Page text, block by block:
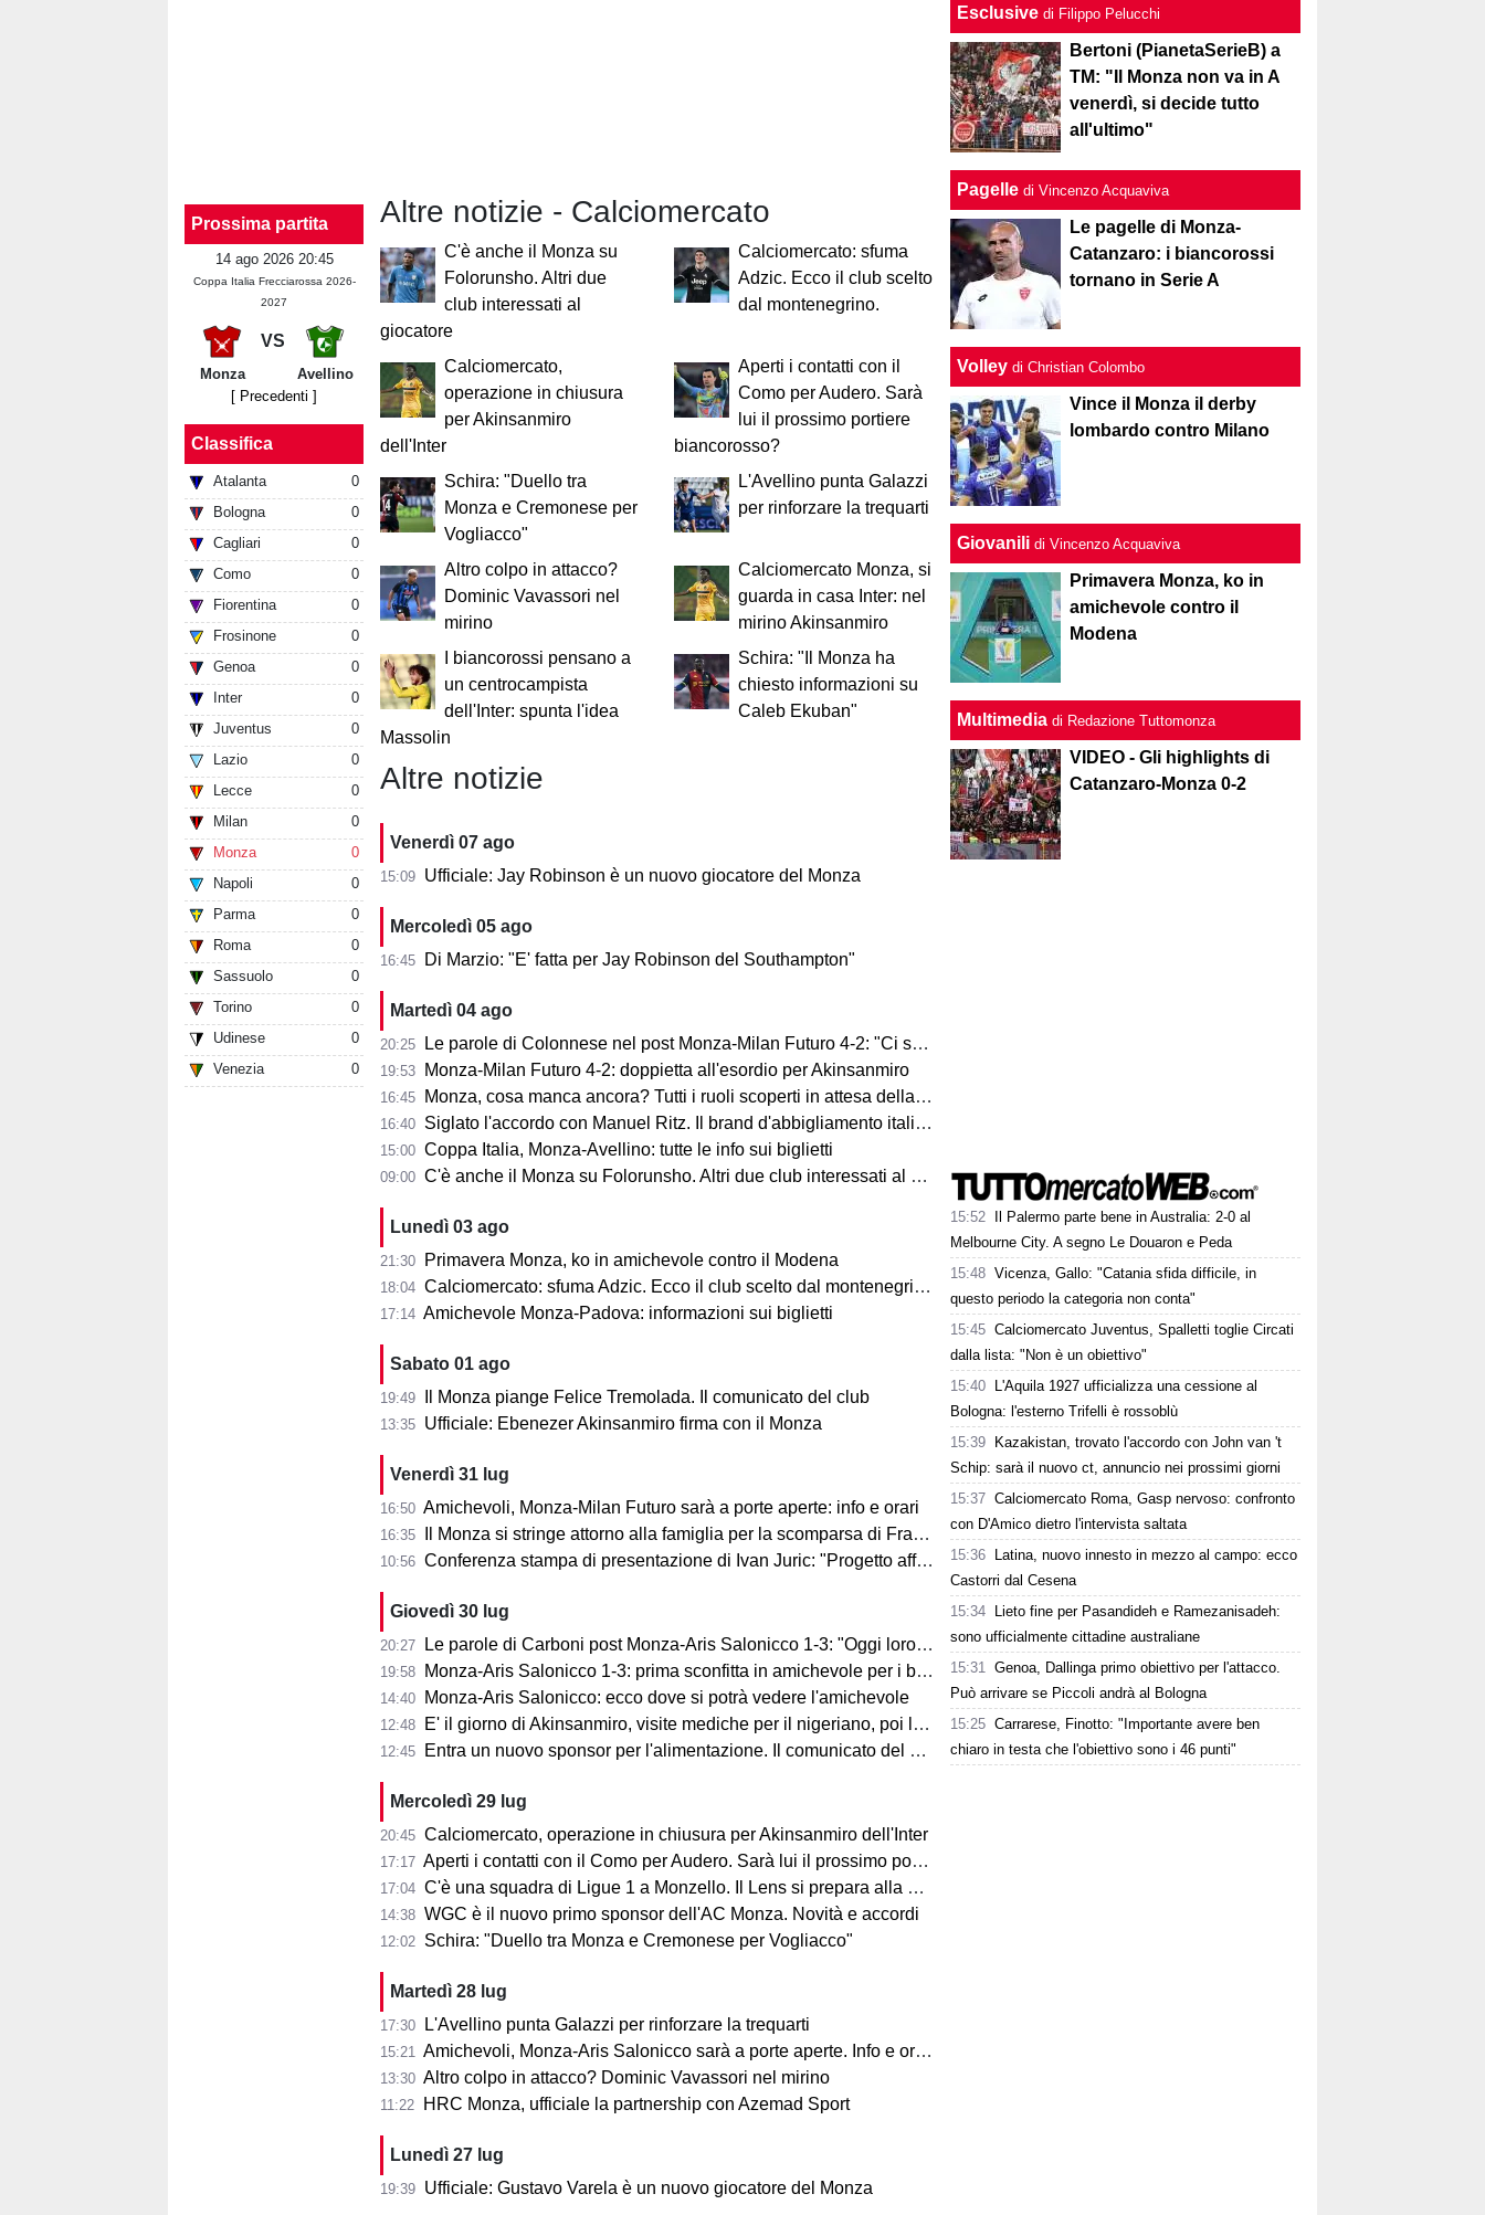
Prossima partita
14 ago 2026 20:45
Coppa Italia Frecciarossa 2026-
2027
VS
Monza
Avellino
[ Precedenti ]
Classifica
Atalanta
0
Bologna
0
Cagliari
0
Como
0
Fiorentina
0
Frosinone
0
Genoa
0
Inter
0
Juventus
0
Lazio
0
Lecce
0
Milan
0
Monza
0
Napoli
0
Parma
0
Roma
0
Sassuolo
0
Torino
0
Udinese
0
Venezia
0
Altre notizie - Calciomercato
C'è anche il Monza su
Folorunsho. Altri due
club interessati al
giocatore
Calciomercato: sfuma
Adzic. Ecco il club scelto
dal montenegrino.
Calciomercato,
operazione in chiusura
per Akinsanmiro
dell'Inter
Aperti i contatti con il
Como per Audero. Sarà
lui il prossimo portiere
biancorosso?
Schira: "Duello tra
Monza e Cremonese per
Vogliacco"
L'Avellino punta Galazzi
per rinforzare la trequarti
Altro colpo in attacco?
Dominic Vavassori nel
mirino
Calciomercato Monza, si
guarda in casa Inter: nel
mirino Akinsanmiro
I biancorossi pensano a
un centrocampista
dell'Inter: spunta l'idea
Massolin
Schira: "Il Monza ha
chiesto informazioni su
Caleb Ekuban"
Altre notizie
Venerdì 07 ago
15:09 Ufficiale: Jay Robinson è un nuovo giocatore del Monza
Mercoledì 05 ago
16:45 Di Marzio: "E' fatta per Jay Robinson del Southampton"
Martedì 04 ago
20:25 Le parole di Colonnese nel post Monza-Milan Futuro 4-2: "Ci sentiamo importanti"
19:53 Monza-Milan Futuro 4-2: doppietta all'esordio per Akinsanmiro
16:45 Monza, cosa manca ancora? Tutti i ruoli scoperti in attesa della fine del mercato
16:40 Siglato l'accordo con Manuel Ritz. Il brand d'abbigliamento italiano vestirà il Monza
15:00 Coppa Italia, Monza-Avellino: tutte le info sui biglietti
09:00 C'è anche il Monza su Folorunsho. Altri due club interessati al giocatore
Lunedì 03 ago
21:30 Primavera Monza, ko in amichevole contro il Modena
18:04 Calciomercato: sfuma Adzic. Ecco il club scelto dal montenegrino.
17:14 Amichevole Monza-Padova: informazioni sui biglietti
Sabato 01 ago
19:49 Il Monza piange Felice Tremolada. Il comunicato del club
13:35 Ufficiale: Ebenezer Akinsanmiro firma con il Monza
Venerdì 31 lug
16:50 Amichevoli, Monza-Milan Futuro sarà a porte aperte: info e orari
16:35 Il Monza si stringe attorno alla famiglia per la scomparsa di Franco Baresi
10:56 Conferenza stampa di presentazione di Ivan Juric: "Progetto affascinante"
Giovedì 30 lug
20:27 Le parole di Carboni post Monza-Aris Salonicco 1-3: "Oggi loro più bravi di noi"
19:58 Monza-Aris Salonicco 1-3: prima sconfitta in amichevole per i brianzoli
14:40 Monza-Aris Salonicco: ecco dove si potrà vedere l'amichevole
12:48 E' il giorno di Akinsanmiro, visite mediche per il nigeriano, poi la firma
12:45 Entra un nuovo sponsor per l'alimentazione. Il comunicato del club biancorosso
Mercoledì 29 lug
20:45 Calciomercato, operazione in chiusura per Akinsanmiro dell'Inter
17:17 Aperti i contatti con il Como per Audero. Sarà lui il prossimo portiere biancorosso?
17:04 C'è una squadra di Ligue 1 a Monzello. Il Lens si prepara alla Como Cup in Brianza
14:38 WGC è il nuovo primo sponsor dell'AC Monza. Novità e accordi
12:02 Schira: "Duello tra Monza e Cremonese per Vogliacco"
Martedì 28 lug
17:30 L'Avellino punta Galazzi per rinforzare la trequarti
15:21 Amichevoli, Monza-Aris Salonicco sarà a porte aperte. Info e orari
13:30 Altro colpo in attacco? Dominic Vavassori nel mirino
11:22 HRC Monza, ufficiale la partnership con Azemad Sport
Lunedì 27 lug
19:39 Ufficiale: Gustavo Varela è un nuovo giocatore del Monza
Esclusive di Filippo Pelucchi
Bertoni (PianetaSerieB) a
TM: "Il Monza non va in A
venerdì, si decide tutto
all'ultimo"
Pagelle di Vincenzo Acquaviva
Le pagelle di Monza-
Catanzaro: i biancorossi
tornano in Serie A
Volley di Christian Colombo
Vince il Monza il derby
lombardo contro Milano
Giovanili di Vincenzo Acquaviva
Primavera Monza, ko in
amichevole contro il
Modena
Multimedia di Redazione Tuttomonza
VIDEO - Gli highlights di
Catanzaro-Monza 0-2
15:52
Il Palermo parte bene in Australia: 2-0 al
Melbourne City. A segno Le Douaron e Peda
15:48 Vicenza, Gallo: "Catania sfida difficile, in
questo periodo la categoria non conta"
15:45 Calciomercato Juventus, Spalletti toglie Circati
dalla lista: "Non è un obiettivo"
15:40
L'Aquila 1927 ufficializza una cessione al
Bologna: l'esterno Trifelli è rossoblù
15:39
Kazakistan, trovato l'accordo con John van 't
Schip: sarà il nuovo ct, annuncio nei prossimi giorni
15:37 Calciomercato Roma, Gasp nervoso: confronto
con D'Amico dietro l'intervista saltata
15:36
Latina, nuovo innesto in mezzo al campo: ecco
Castorri dal Cesena
15:34
Lieto fine per Pasandideh e Ramezanisadeh:
sono ufficialmente cittadine australiane
15:31 Genoa, Dallinga primo obiettivo per l'attacco.
Può arrivare se Piccoli andrà al Bologna
15:25 Carrarese, Finotto: "Importante avere ben
chiaro in testa che l'obiettivo sono i 46 punti"